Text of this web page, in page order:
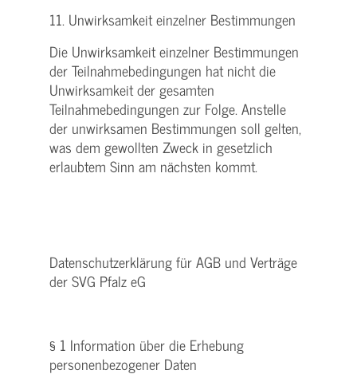
11. Unwirksamkeit einzelner Bestimmungen
Die Unwirksamkeit einzelner Bestimmungen
der Teilnahmebedingungen hat nicht die
Unwirksamkeit der gesamten
Teilnahmebedingungen zur Folge. Anstelle
der unwirksamen Bestimmungen soll gelten,
was dem gewollten Zweck in gesetzlich
erlaubtem Sinn am nächsten kommt.
Datenschutzerklärung für AGB und Verträge
der SVG Pfalz eG
§ 1 Information über die Erhebung
personenbezogener Daten